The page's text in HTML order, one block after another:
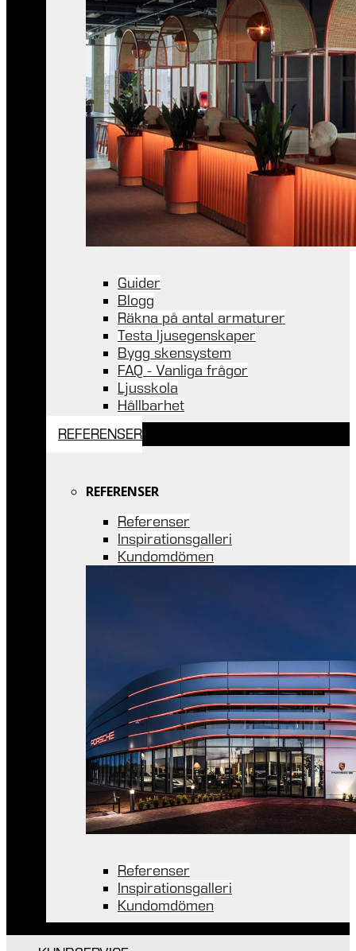
Guider
Blogg
Räkna på antal armaturer
Testa ljusegenskaper
Bygg skensystem
FAQ - Vanliga frågor
Ljusskola
Hållbarhet
REFERENSER
REFERENSER
Referenser
Inspirationsgalleri
Kundomdömen
Referenser
Inspirationsgalleri
Kundomdömen